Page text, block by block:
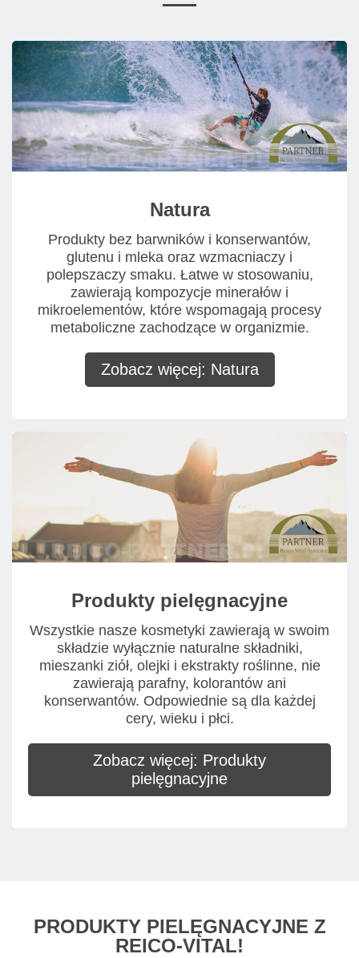
Natura
Produkty bez barwników i konserwantów,
glutenu i mleka oraz wzmacniaczy i
polepszaczy smaku. Łatwe w stosowaniu,
zawierają kompozycje minerałów i
mikroelementów, które wspomagają procesy
metaboliczne zachodzące w organizmie.
Zobacz więcej: Natura
Produkty pielęgnacyjne
Wszystkie nasze kosmetyki zawierają w swoim
składzie wyłącznie naturalne składniki,
mieszanki ziół, olejki i ekstrakty roślinne, nie
zawierają parafny, kolorantów ani
konserwantów. Odpowiednie są dla każdej
cery, wieku i płci.
Zobacz więcej: Produkty
pielęgnacyjne
PRODUKTY PIELĘGNACYJNE Z
REICO-VITAL!